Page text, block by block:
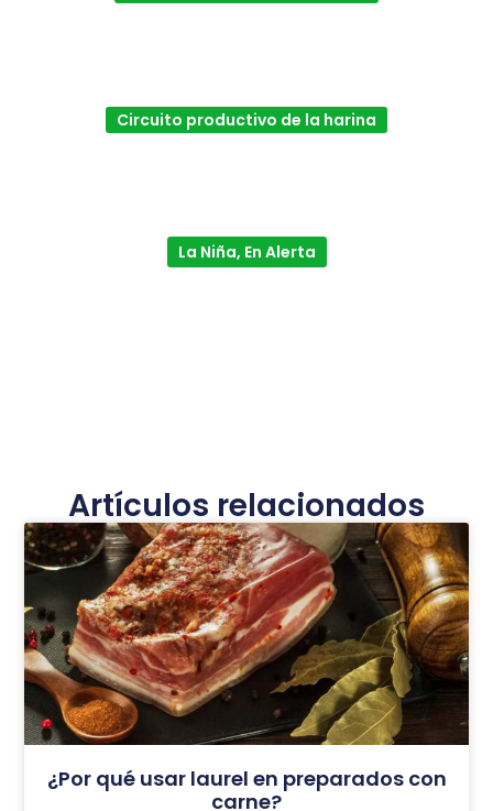
Circuito productivo de la harina
La Niña, En Alerta
Artículos relacionados
¿Por qué usar laurel en preparados con
carne?